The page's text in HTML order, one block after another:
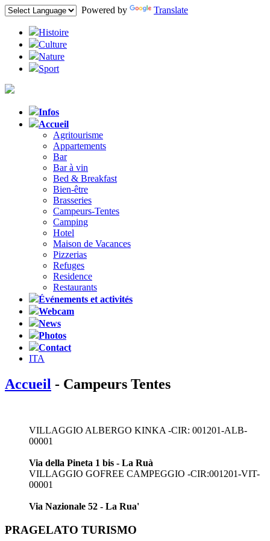
Powered by Translate
Histoire
Culture
Nature
Sport
Infos
Accueil
Agritourisme
Appartements
Bar
Bar à vin
Bed & Breakfast
Bien-être
Brasseries
Campeurs-Tentes
Camping
Hotel
Maison de Vacances
Pizzerias
Refuges
Residence
Restaurants
Événements et activités
Webcam
News
Photos
Contact
ITA
Accueil - Campeurs Tentes
VILLAGGIO ALBERGO KINKA -CIR: 001201-ALB-
00001
Via della Pineta 1 bis - La Ruà
VILLAGGIO GOFREE CAMPEGGIO -CIR:001201-VIT-
00001
Via Nazionale 52 - La Rua'
PRAGELATO TURISMO